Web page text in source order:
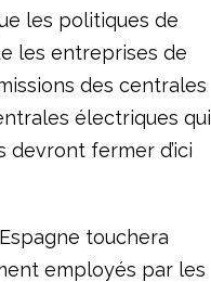
les politiques de
les entreprises de
des centrales
électriques qui
devront fermer d’ici
touchera
employés par les